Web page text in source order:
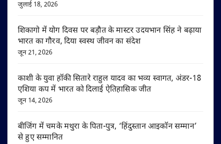
जुलाई 18, 2026
शिकागो में योग दिवस पर बड़ौत के मास्टर उदयभान सिंह ने बढ़ाया
भारत का गौरव, दिया स्वस्थ जीवन का संदेश
जून 21, 2026
काशी के युवा हॉकी सितारे राहुल यादव का भव्य स्वागत, अंडर-18
एशिया कप में भारत को दिलाई ऐतिहासिक जीत
जून 14, 2026
बीजिंग में चमके मथुरा के पिता-पुत्र, ‘हिंदुस्तान आइकॉन सम्मान’
से हुए सम्मानित